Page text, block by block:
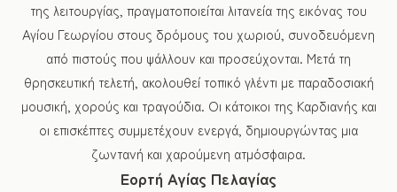
της λειτουργίας, πραγματοποιείται λιτανεία της εικόνας του
Αγίου Γεωργίου στους δρόμους του χωριού, συνοδευόμενη
από πιστούς που ψάλλουν και προσεύχονται. Μετά τη
θρησκευτική τελετή, ακολουθεί τοπικό γλέντι με παραδοσιακή
μουσική, χορούς και τραγούδια. Οι κάτοικοι της Καρδιανής και
οι επισκέπτες συμμετέχουν ενεργά, δημιουργώντας μια
ζωντανή και χαρούμενη ατμόσφαιρα.
Εορτή Αγίας Πελαγίας